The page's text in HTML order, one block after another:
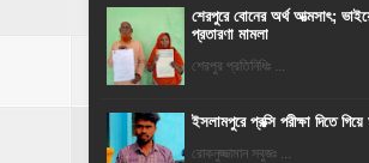
শেরপুরে বোনের অর্থ আত্মসাৎ;
প্রতারণা মামলা
শেরপুর প্রতিনিধিঃ ...
ইসলামপুরে প্রক্সি পরীক্ষা দিতে
রোকনুজ্জামান সবুজঃ ...